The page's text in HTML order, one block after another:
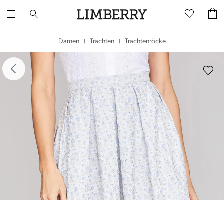
Damen Trachten Trachtenröcke
überspringen